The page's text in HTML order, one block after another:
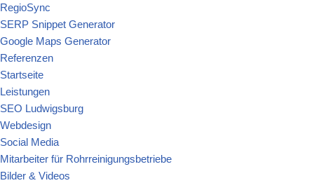
RegioSync
SERP Snippet Generator
Google Maps Generator
Referenzen
Startseite
Leistungen
SEO Ludwigsburg
Webdesign
Social Media
Mitarbeiter für Rohrreinigungsbetriebe
Bilder & Videos